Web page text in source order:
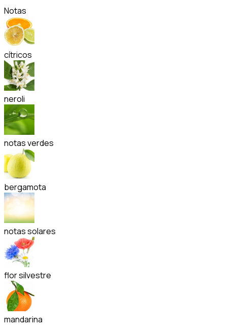
Notas
cítricos
neroli
notas verdes
bergamota
notas solares
flor silvestre
mandarina